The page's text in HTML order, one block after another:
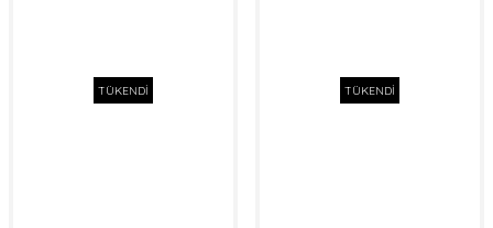
TÜKENDİ TÜKENDİ